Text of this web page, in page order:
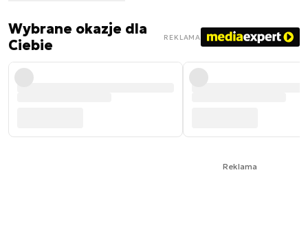
Wybrane okazje dla
Ciebie
REKLAMA
Reklama